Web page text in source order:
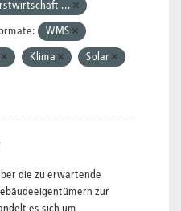
...
WMS
Klima Solar
die zu erwartende
zur
es sich um